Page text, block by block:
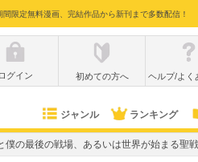
限定無料漫画、完結作品から新刊まで多数配信！
ログイン 初めての方へ ヘルプ/よく
ジャンル ランキング
僕の最後の戦場、あるいは世界が始まる聖戦